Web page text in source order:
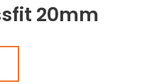
20mm